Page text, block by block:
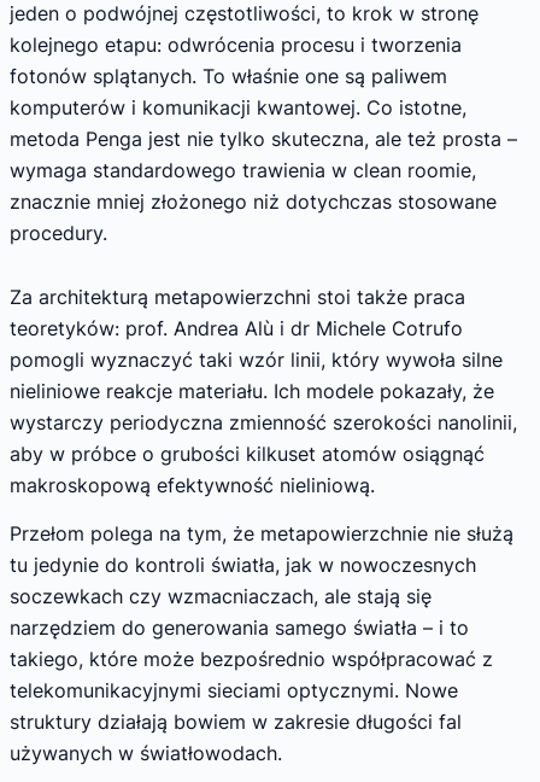
jeden o podwójnej częstotliwości, to krok w stronę
kolejnego etapu: odwrócenia procesu i tworzenia
fotonów splątanych. To właśnie one są paliwem
komputerów i komunikacji kwantowej. Co istotne,
metoda Penga jest nie tylko skuteczna, ale też prosta –
wymaga standardowego trawienia w clean roomie,
znacznie mniej złożonego niż dotychczas stosowane
procedury.
Za architekturą metapowierzchni stoi także praca
teoretyków: prof. Andrea Alù i dr Michele Cotrufo
pomogli wyznaczyć taki wzór linii, który wywoła silne
nieliniowe reakcje materiału. Ich modele pokazały, że
wystarczy periodyczna zmienność szerokości nanolinii,
aby w próbce o grubości kilkuset atomów osiągnąć
makroskopową efektywność nieliniową.
Przełom polega na tym, że metapowierzchnie nie służą
tu jedynie do kontroli światła, jak w nowoczesnych
soczewkach czy wzmacniaczach, ale stają się
narzędziem do generowania samego światła – i to
takiego, które może bezpośrednio współpracować z
telekomunikacyjnymi sieciami optycznymi. Nowe
struktury działają bowiem w zakresie długości fal
używanych w światłowodach.